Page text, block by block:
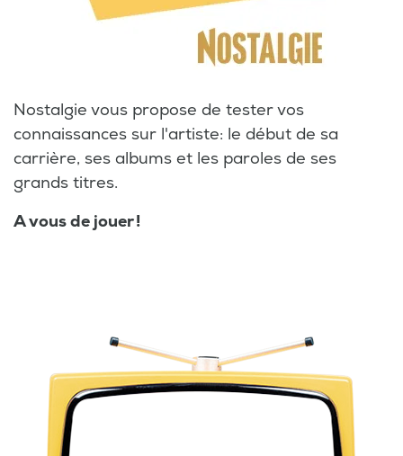
Nostalgie vous propose de tester vos
connaissances sur l'artiste: le début de sa
carrière, ses albums et les paroles de ses
grands titres.
A vous de jouer !